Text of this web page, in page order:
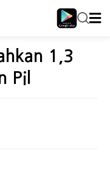
1,3
Pil